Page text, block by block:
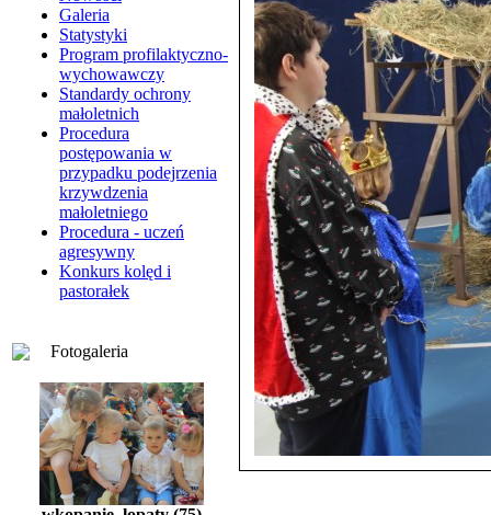
Galeria
Statystyki
Program profilaktyczno-
wychowawczy
Standardy ochrony
małoletnich
Procedura
postępowania w
przypadku podejrzenia
krzywdzenia
małoletniego
Procedura - uczeń
agresywny
Konkurs kolęd i
pastorałek
Fotogaleria